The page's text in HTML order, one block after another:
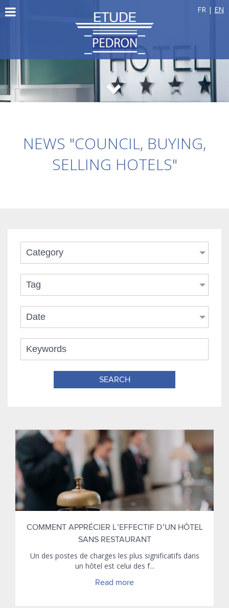
FR | EN
NEWS "COUNCIL, BUYING,
SELLING HOTELS"
Category
Tag
Date
SEARCH
COMMENT APPRÉCIER L’EFFECTIF D’UN HÔTEL
SANS RESTAURANT
Un des postes de charges les plus significatifs dans
un hôtel est celui des f...
Read more